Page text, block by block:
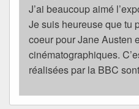
J’ai beaucoup aimé
Je suis heureuse que tu
coeur pour Jane Austen
cinématographiques.
réalisées par la BBC